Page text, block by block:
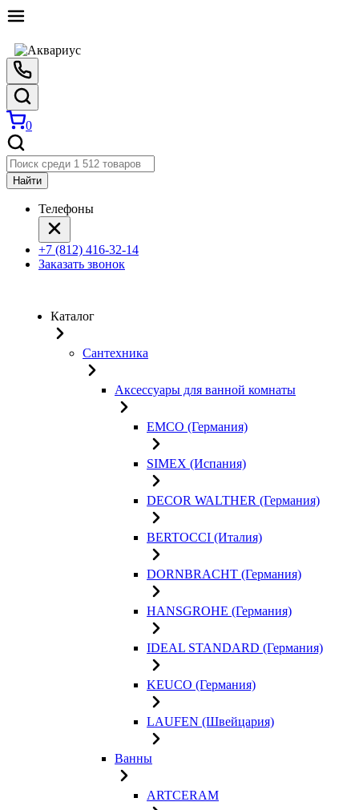
0
Найти
Телефоны
+7 (812) 416-32-14
Заказать звонок
Каталог
Сантехника
Аксессуары для ванной комнаты
EMCO (Германия)
SIMEX (Испания)
DECOR WALTHER (Германия)
BERTOCCI (Италия)
DORNBRACHT (Германия)
HANSGROHE (Германия)
IDEAL STANDARD (Германия)
KEUCO (Германия)
LAUFEN (Швейцария)
Ванны
ARTCERAM